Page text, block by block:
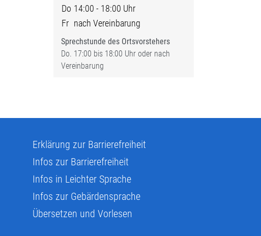
Do 14:00 - 18:00 Uhr
Fr nach Vereinbarung
Sprechstunde des Ortsvorstehers
Do. 17:00 bis 18:00 Uhr oder nach
Vereinbarung
Erklärung zur Barrierefreiheit
Infos zur Barrierefreiheit
Infos in Leichter Sprache
Infos zur Gebärdensprache
Übersetzen und Vorlesen